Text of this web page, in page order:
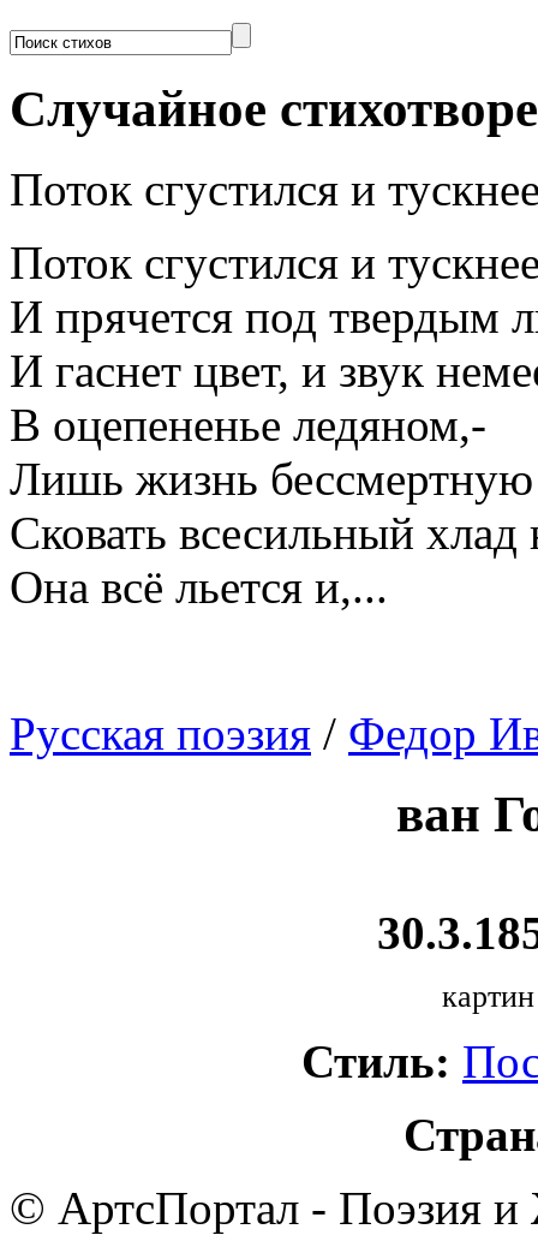
Случайное
Поток сгустился и
Поток сгустился и
И прячется под твердым
И гаснет цвет, и звук
В оцепененье ледяном,-
Лишь жизнь
Сковать всесильный
Она всё льется и,...
Русская поэзия / Федор
ван
Стиль:
© АртсПортал - Поэзия